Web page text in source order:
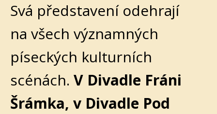
Svá představení odehrají
na všech významných
píseckých kulturních
scénách. V Divadle Fráni
Šrámka, v Divadle Pod